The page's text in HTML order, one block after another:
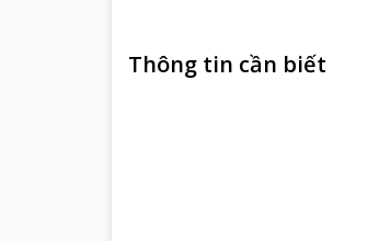
Thông tin cần biết